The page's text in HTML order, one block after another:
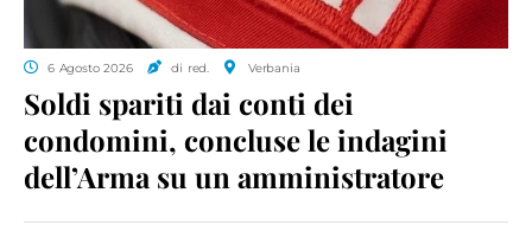
6 Agosto 2026 di red. Verbania
Soldi spariti dai conti dei
condomini, concluse le indagini
dell’Arma su un amministratore